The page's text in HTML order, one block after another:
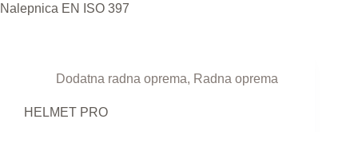
Nalepnica EN ISO 397
Dodatna radna oprema, Radna oprema
HELMET PRO